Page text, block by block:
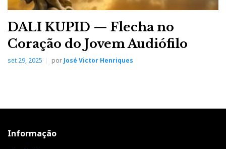
DALI KUPID — Flecha no
Coração do Jovem Audiófilo
set 29, 2025 porJosé Victor Henriques
Informação